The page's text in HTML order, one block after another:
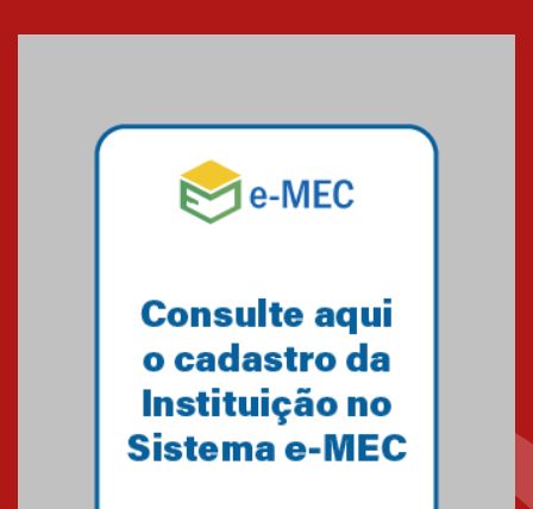
Mackenzie mobiliza campanha
solidária para apoiar famílias em
Minas Gerais
Primeiro culto do ano ressalta o
27.02.2026